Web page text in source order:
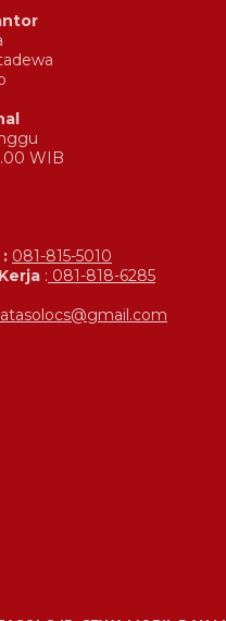
WIB
081-815-5010
: 081-818-6285